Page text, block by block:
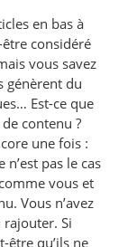
en bas à
considéré
vous savez
génèrent du
Est-ce que
contenu ?
une fois :
n’est pas le cas
vous et
Vous n’avez
rajouter. Si
être qu’ils ne